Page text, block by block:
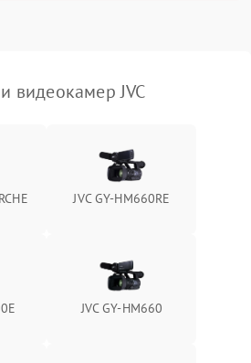
видеокамер JVC
JVC GY-HM660RE
JVC GY-HM660